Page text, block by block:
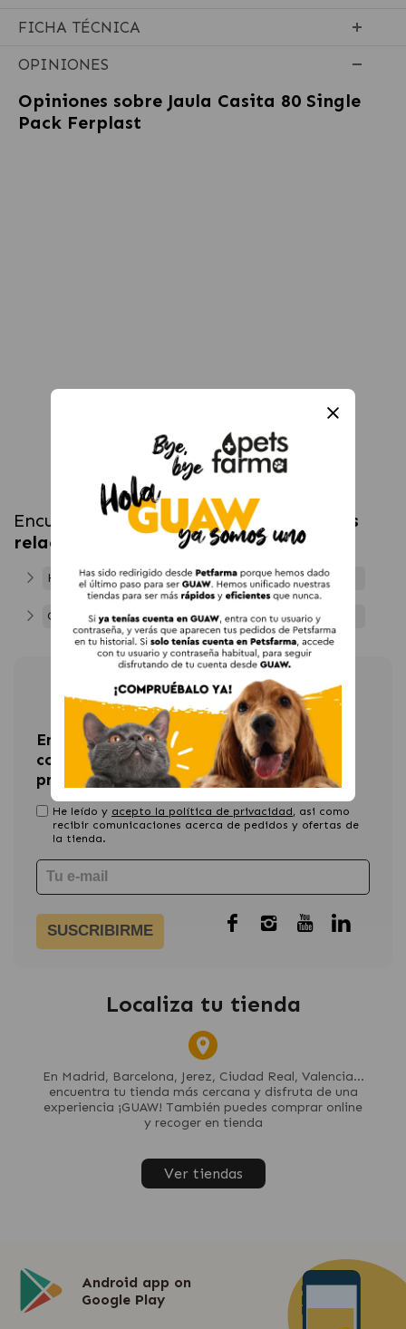
FICHA TÉCNICA
OPINIONES
Opiniones sobre Jaula Casita 80 Single
Pack Ferplast
Encuentra más productos en
categorías
relacionadas
Hábitat para Conejos y Roedores
Conejos y Roedores
Newsletter
Entérate de las últimas novedades y
consigue un 15% de descuento en tu
primera compra
He leído y acepto la política de privacidad, asi como
recibir comunicaciones acerca de pedidos y ofertas de
la tienda.
SUSCRIBIRME
Localiza tu tienda
En Madrid, Barcelona, Jerez, Ciudad Real, Valencia...
encuentra tu tienda más cercana y disfruta de una
experiencia ¡GUAW! También puedes comprar online
y recoger en tienda
Ver tiendas
Android app on
Google Play